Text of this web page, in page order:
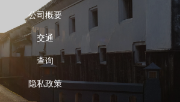
公司概要
交通
查询
隐私政策